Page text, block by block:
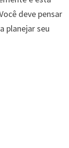
deve pensar
planejar seu